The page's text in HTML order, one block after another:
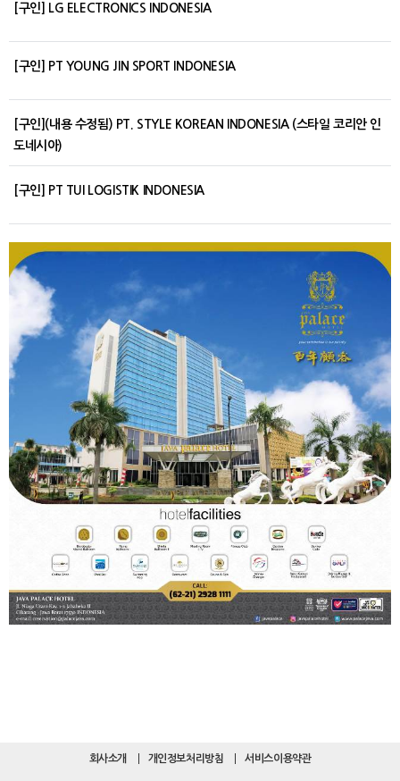
[구인] LG ELECTRONICS INDONESIA
[구인] PT YOUNG JIN SPORT INDONESIA
[구인](내용 수정됨) PT. STYLE KOREAN INDONESIA (스타일 코리안 인
도네시아)
[구인] PT TUI LOGISTIK INDONESIA
회사소개 개인정보처리방침 서비스이용약관